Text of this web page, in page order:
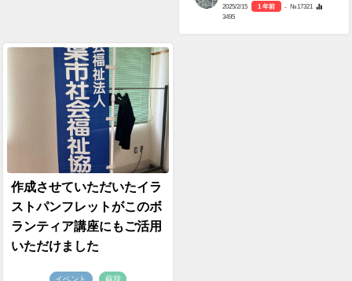
2025/2/15 1 年前
- №17321
3495
作成させていただいたイラ
ストパンフレットがこのボ
ランティア講座にもご活用
いただけました
イベント 蘇我